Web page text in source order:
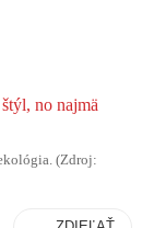
(Zdroj: